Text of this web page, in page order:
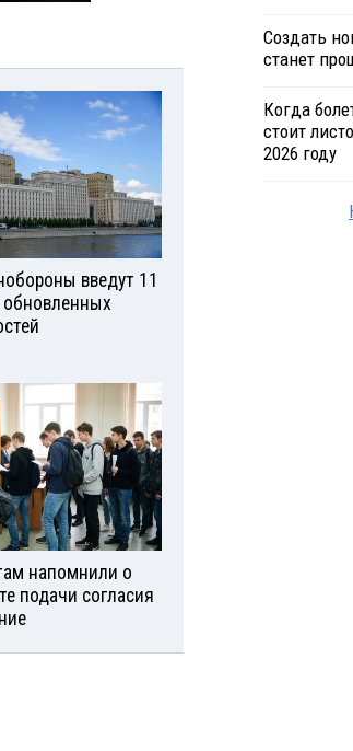
введут 11
напомнили о
подачи согласия
Создать
станет
Когда
стоит
2026 году